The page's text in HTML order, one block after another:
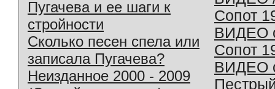
Пугачева и ее шаги к
стройности
Сколько песен спела или
записала Пугачева?
Неизданное 2000 - 2009
Сопот
ВИДЕО
Сопот
ВИДЕО